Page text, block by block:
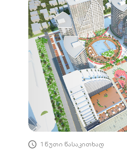
1 წუთი წასაკითხად